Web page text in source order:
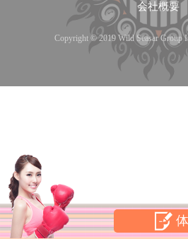
会社概要
Copyright © 2019 Wild Seasar Group